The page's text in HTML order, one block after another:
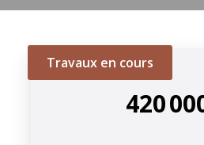
Travaux en cours
420